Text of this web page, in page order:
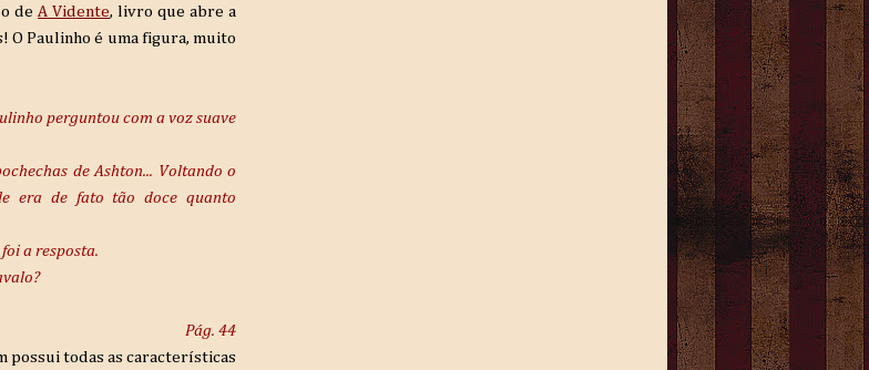
de A Vidente, livro que abre a
O Paulinho é uma figura, muito
perguntou com a voz suave
de Ashton... Voltando o
era de fato tão doce quanto
a resposta.
Pág. 44
possui todas as características